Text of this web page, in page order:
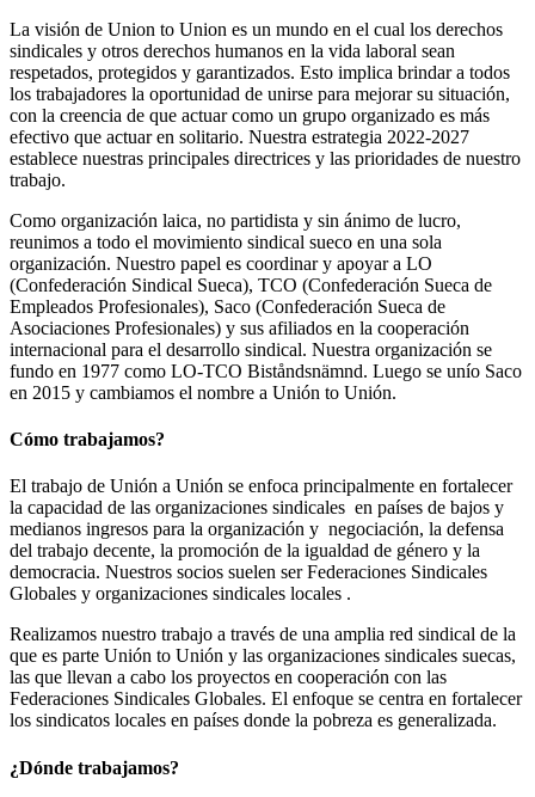
La visión de Union to Union es un mundo en el cual los derechos
sindicales y otros derechos humanos en la vida laboral sean
respetados, protegidos y garantizados. Esto implica brindar a todos
los trabajadores la oportunidad de unirse para mejorar su situación,
con la creencia de que actuar como un grupo organizado es más
efectivo que actuar en solitario. Nuestra estrategia 2022-2027
establece nuestras principales directrices y las prioridades de nuestro
trabajo.
Como organización laica, no partidista y sin ánimo de lucro,
reunimos a todo el movimiento sindical sueco en una sola
organización. Nuestro papel es coordinar y apoyar a LO
(Confederación Sindical Sueca), TCO (Confederación Sueca de
Empleados Profesionales), Saco (Confederación Sueca de
Asociaciones Profesionales) y sus afiliados en la cooperación
internacional para el desarrollo sindical. Nuestra organización se
fundo en 1977 como LO-TCO Biståndsnämnd. Luego se unío Saco
en 2015 y cambiamos el nombre a Unión to Unión.
Cómo trabajamos?
El trabajo de Unión a Unión se enfoca principalmente en fortalecer
la capacidad de las organizaciones sindicales en países de bajos y
medianos ingresos para la organización y negociación, la defensa
del trabajo decente, la promoción de la igualdad de género y la
democracia. Nuestros socios suelen ser Federaciones Sindicales
Globales y organizaciones sindicales locales .
Realizamos nuestro trabajo a través de una amplia red sindical de la
que es parte Unión to Unión y las organizaciones sindicales suecas,
las que llevan a cabo los proyectos en cooperación con las
Federaciones Sindicales Globales. El enfoque se centra en fortalecer
los sindicatos locales en países donde la pobreza es generalizada.
¿Dónde trabajamos?